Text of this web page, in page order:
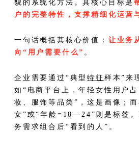
貌的系统化方法。其核心目标是
户的完整特性，支撑精细化运营
一句话概括其核心价值： 让业务
向“用户需要什么” 。
企业需要通过“典型特征 样本”来
如“电商平台上，年轻女性用户
妆、服饰等品类”，这是画像；
女”或“年龄=18—24”则是标签。
务需求组合后“看到的人”。